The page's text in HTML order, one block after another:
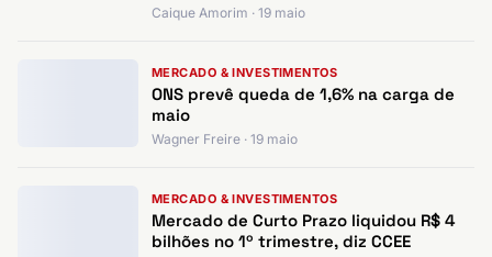
Caique Amorim · 19 maio
MERCADO & INVESTIMENTOS
ONS prevê queda de 1,6% na carga de
maio
Wagner Freire · 19 maio
MERCADO & INVESTIMENTOS
Mercado de Curto Prazo liquidou R$ 4
bilhões no 1º trimestre, diz CCEE